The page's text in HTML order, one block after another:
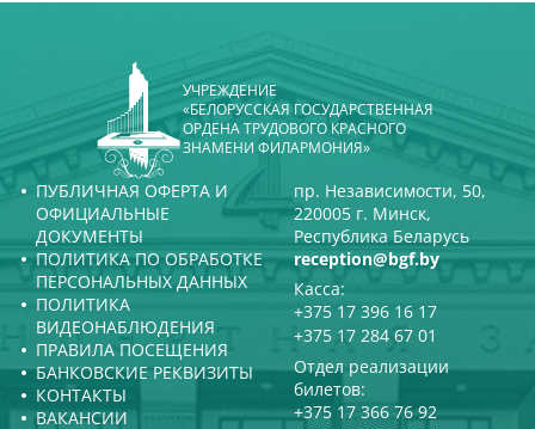
УЧРЕЖДЕНИЕ
«БЕЛОРУССКАЯ ГОСУДАРСТВЕННАЯ
ОРДЕНА ТРУДОВОГО КРАСНОГО
ЗНАМЕНИ ФИЛАРМОНИЯ»
ПУБЛИЧНАЯ ОФЕРТА И
ОФИЦИАЛЬНЫЕ
ДОКУМЕНТЫ
ПОЛИТИКА ПО ОБРАБОТКЕ
ПЕРСОНАЛЬНЫХ ДАННЫХ
ПОЛИТИКА
ВИДЕОНАБЛЮДЕНИЯ
ПРАВИЛА ПОСЕЩЕНИЯ
БАНКОВСКИЕ РЕКВИЗИТЫ
КОНТАКТЫ
ВАКАНСИИ
пр. Независимости, 50,
220005 г. Минск,
Республика Беларусь
reception@bgf.by
Касса:
+375 17 396 16 17
+375 17 284 67 01
Отдел реализации
билетов:
+375 17 366 76 92